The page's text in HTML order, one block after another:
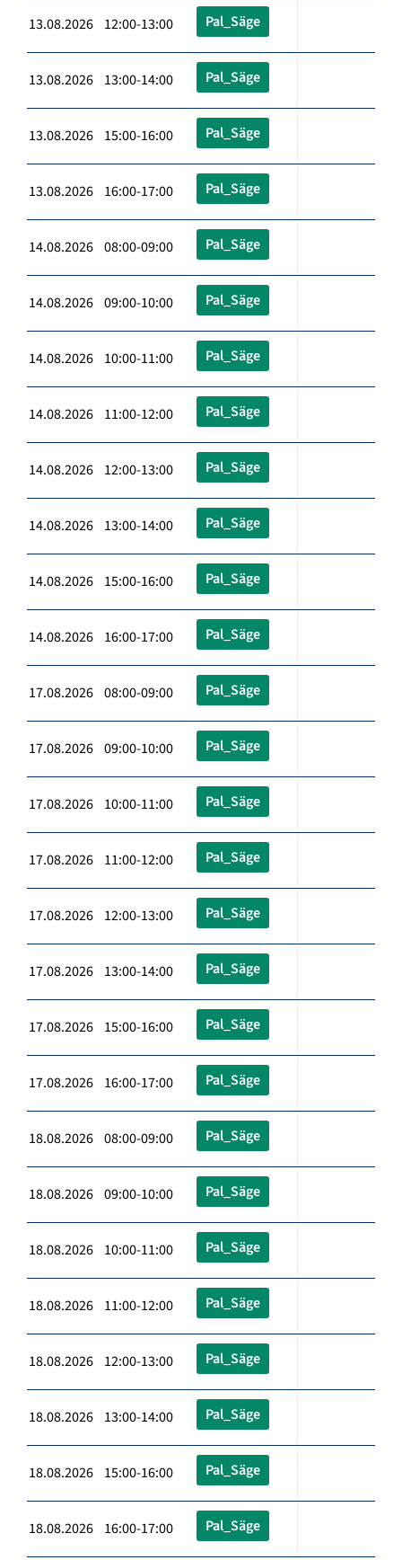
13.08.2026 12:00-13:00 Pal_Säge
13.08.2026 13:00-14:00 Pal_Säge
13.08.2026 15:00-16:00 Pal_Säge
13.08.2026 16:00-17:00 Pal_Säge
14.08.2026 08:00-09:00 Pal_Säge
14.08.2026 09:00-10:00 Pal_Säge
14.08.2026 10:00-11:00 Pal_Säge
14.08.2026 11:00-12:00 Pal_Säge
14.08.2026 12:00-13:00 Pal_Säge
14.08.2026 13:00-14:00 Pal_Säge
14.08.2026 15:00-16:00 Pal_Säge
14.08.2026 16:00-17:00 Pal_Säge
17.08.2026 08:00-09:00 Pal_Säge
17.08.2026 09:00-10:00 Pal_Säge
17.08.2026 10:00-11:00 Pal_Säge
17.08.2026 11:00-12:00 Pal_Säge
17.08.2026 12:00-13:00 Pal_Säge
17.08.2026 13:00-14:00 Pal_Säge
17.08.2026 15:00-16:00 Pal_Säge
17.08.2026 16:00-17:00 Pal_Säge
18.08.2026 08:00-09:00 Pal_Säge
18.08.2026 09:00-10:00 Pal_Säge
18.08.2026 10:00-11:00 Pal_Säge
18.08.2026 11:00-12:00 Pal_Säge
18.08.2026 12:00-13:00 Pal_Säge
18.08.2026 13:00-14:00 Pal_Säge
18.08.2026 15:00-16:00 Pal_Säge
18.08.2026 16:00-17:00 Pal_Säge